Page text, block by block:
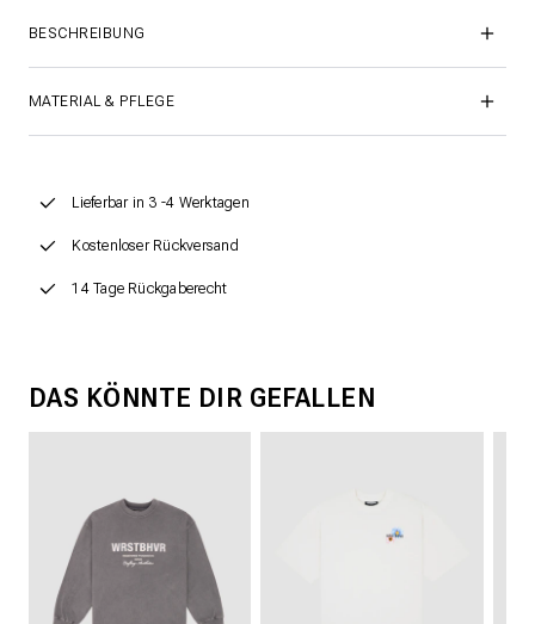
BESCHREIBUNG
MATERIAL & PFLEGE
Lieferbar in 3 -4 Werktagen
Kostenloser Rückversand
14 Tage Rückgaberecht
DAS KÖNNTE DIR GEFALLEN